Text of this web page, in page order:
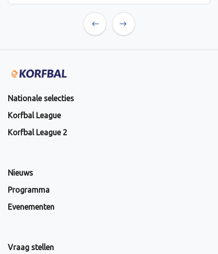
Nationale selecties
Korfbal League
Korfbal League 2
Nieuws
Programma
Evenementen
Vraag stellen